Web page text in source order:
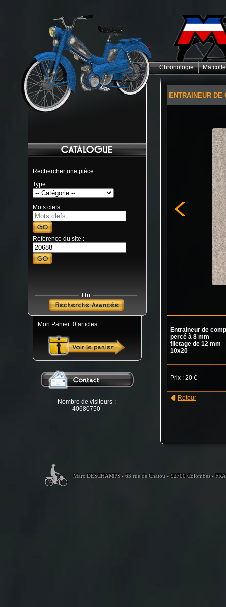
Rechercher une pièce :
Type :
Mots clefs :
Référence du site :
Mon Panier: 0 articles
Nombre de visiteurs :
40680750
Chronologie Ma
ENTRAINEUR DE
Entraineur de
percé à 8 mm
filetage de 12 mm
10x20
Prix : 20 €
Retour
Marc DESCHAMPS - 63 rue de Chatou - 92700 Colombes -